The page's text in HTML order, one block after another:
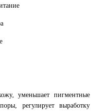
уменьшает пигментные
регулирует выработку